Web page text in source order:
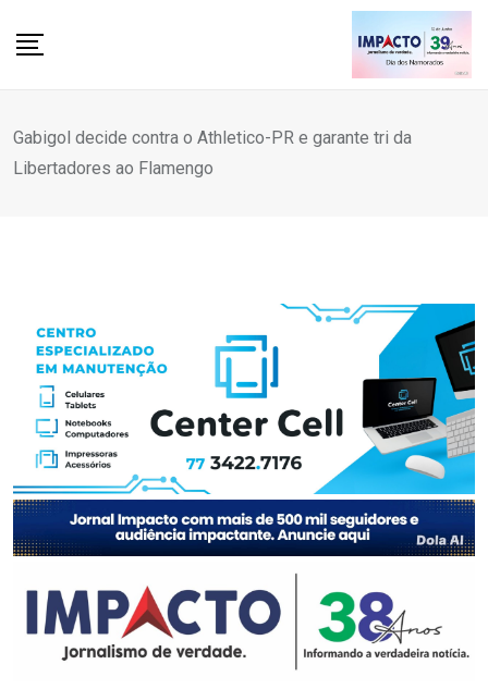
Gabigol decide contra o Athletico-PR e garante tri da
Libertadores ao Flamengo